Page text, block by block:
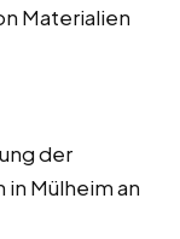
Materialien
der
Mülheim an